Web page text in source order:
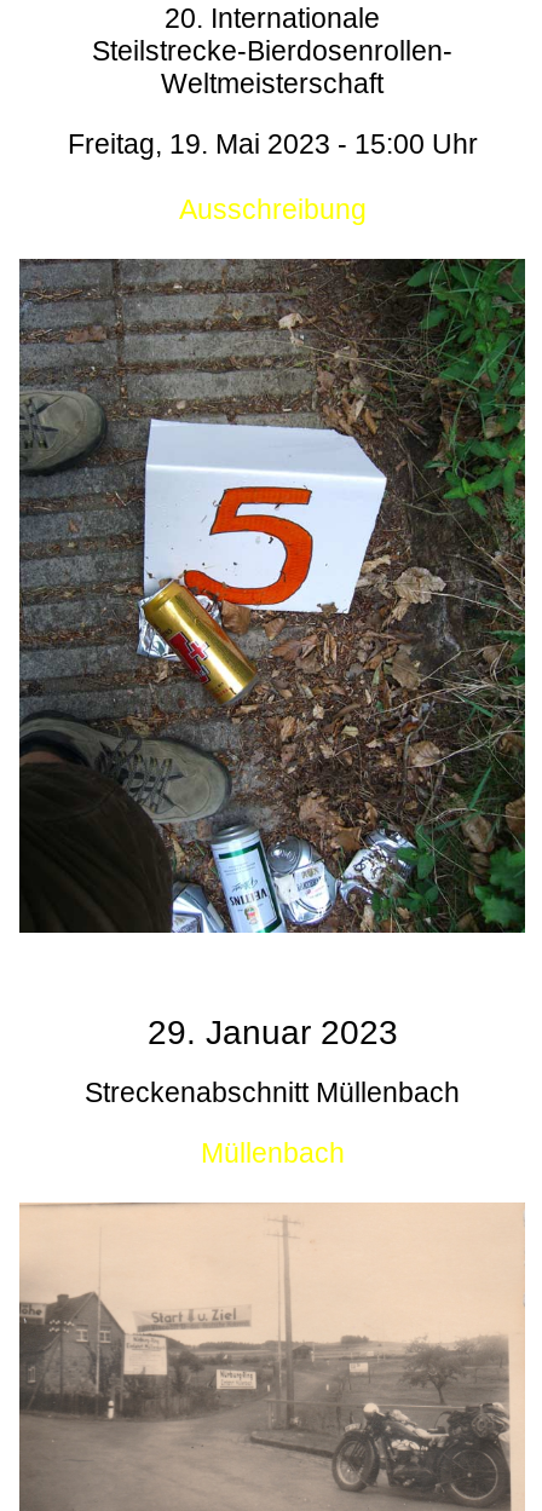
20. Internationale
Steilstrecke-Bierdosenrollen-
Weltmeisterschaft
Freitag, 19. Mai 2023 - 15:00 Uhr
Ausschreibung
29. Januar 2023
Streckenabschnitt Müllenbach
Müllenbach